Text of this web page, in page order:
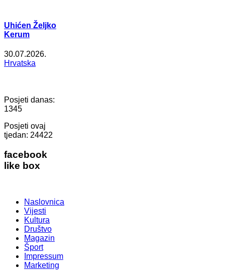
Uhićen Željko
Kerum
30.07.2026.
Hrvatska
Posjeti danas:
1345
Posjeti ovaj
tjedan: 24422
facebook
like box
Naslovnica
Vijesti
Kultura
Društvo
Magazin
Šport
Impressum
Marketing